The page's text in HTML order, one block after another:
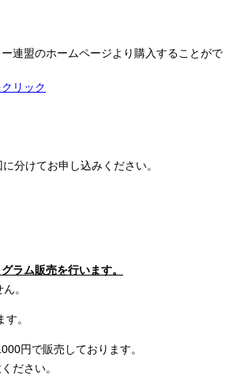
連盟のホームページより購入することがで
リック
分けてお申し込みください。
ラム販売を行います。
。
す。
円で販売しております。
ださい。